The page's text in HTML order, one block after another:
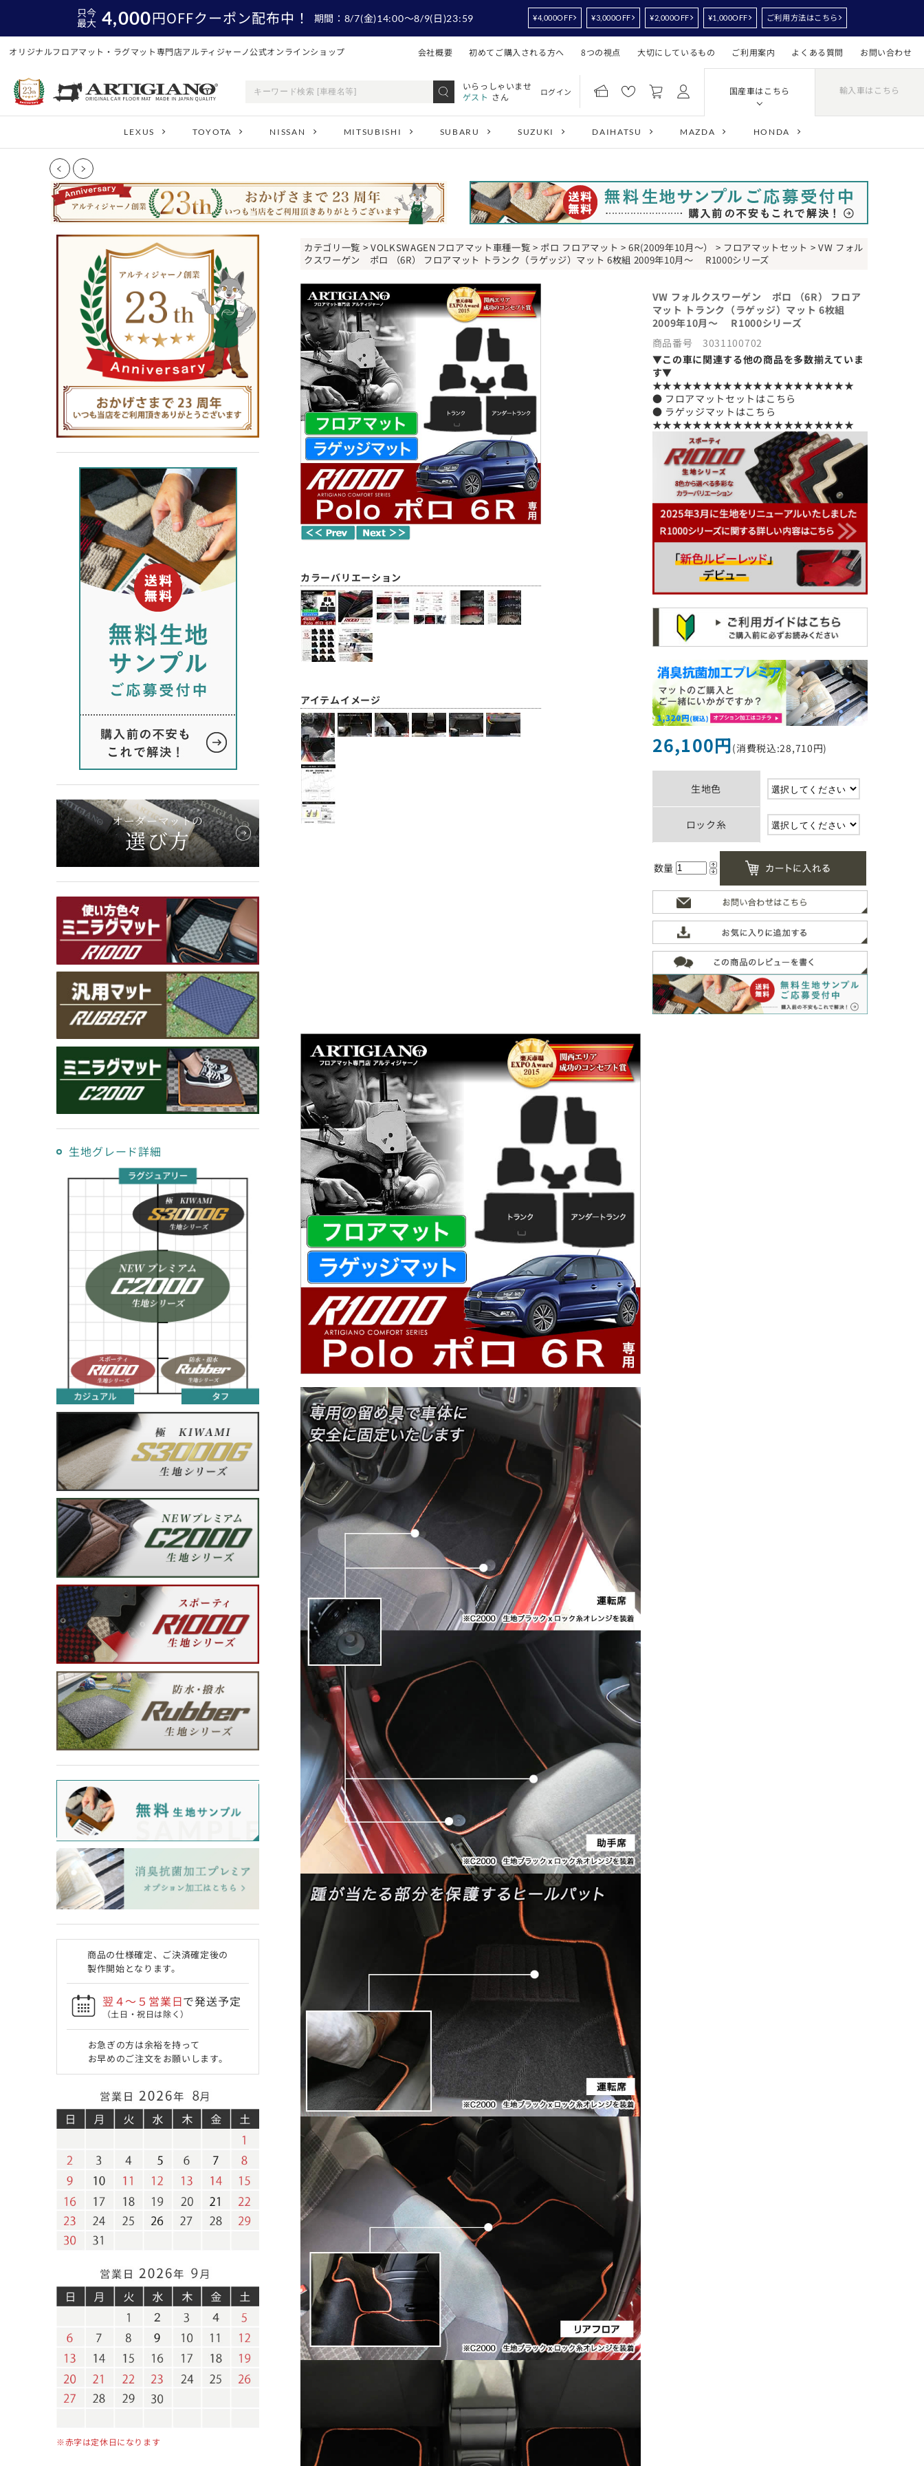
只今
最大 4,000円OFFクーポン配布中！ 期間： 8/7(金)14:00～8/9(日)23:59 ¥4,000OFF ¥3,000OFF ¥2,000OFF ¥1,000OFF ご利用方法はこちら
オリジナルフロアマット・ラグマット専門店アルティジャーノ公式オンラインショップ 会社概要 初めてご購入される方へ 8つの視点 大切にしているもの ご利用案内 よくある質問 お問い合わせ
いらっしゃいませ
ゲスト さん ログイン 国産車はこちら 輸入車はこちら
LEXUS TOYOTA NISSAN MITSUBISHI SUBARU SUZUKI DAIHATSU MAZDA HONDA
オーダーマットの
選び方
生地グレード詳細
商品の仕様確定、ご決済確定後の
製作開始となります。
翌４〜５営業日で発送予定
（土日・祝日は除く）
お急ぎの方は余裕を持って
お早めのご注文をお願いします。
※赤字は定休日になります
カテゴリ一覧 > VOLKSWAGENフロアマット車種一覧 > ポロ フロアマット >6R(2009年10月～） > フロアマットセット > VW フォル
クスワーゲン ポロ （6R） フロアマット トランク（ラゲッジ）マット 6枚組 2009年10月～ R1000シリーズ
VW フォルクスワーゲン ポロ （6R） フロア
マット トランク（ラゲッジ）マット 6枚組
2009年10月～ R1000シリーズ
商品番号 3031100702
▼この車に関連する他の商品を多数揃えていま
す▼
★★★★★★★★★★★★★★★★★★★★
● フロアマットセットはこちら
● ラゲッジマットはこちら
★★★★★★★★★★★★★★★★★★★★
26,100円(消費税込:28,710円)
生地色
ロック糸
数量
カラーバリエーション
アイテムイメージ